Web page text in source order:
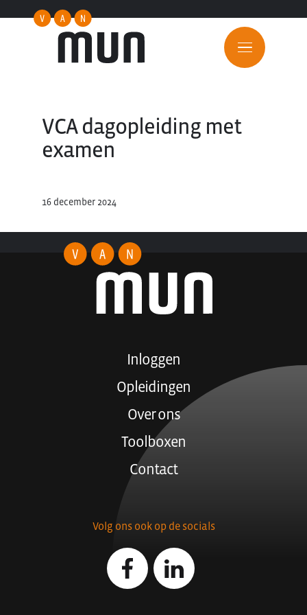
VCA dagopleiding met
examen
16 december 2024
Inloggen
Opleidingen
Over ons
Toolboxen
Contact
Volg ons ook op de socials